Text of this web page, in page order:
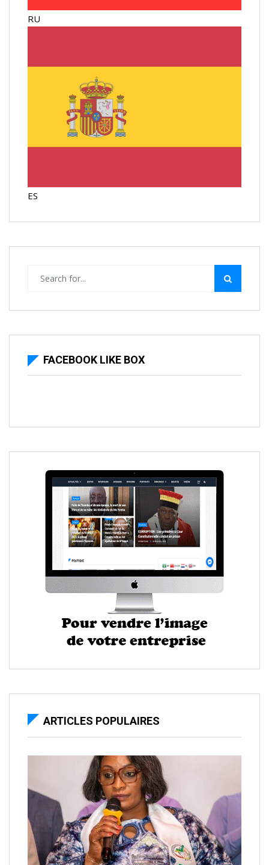
RU
ES
FACEBOOK LIKE BOX
ARTICLES POPULAIRES